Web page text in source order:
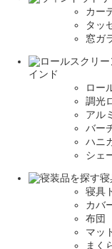
カー
タッ
窓ガ
インド
ロー
調光
アル
バー
ハニ
シェ
寝
寝具
カバ
布団
マッ
まく